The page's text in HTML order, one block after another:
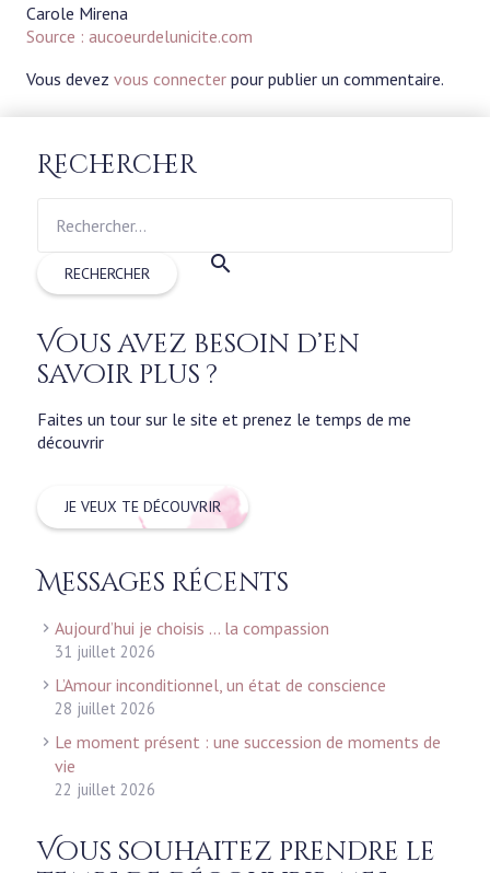
Carole Mirena
Source : aucoeurdelunicite.com
Vous devez vous connecter pour publier un commentaire.
Rechercher
Vous avez besoin d’en
savoir plus ?
Faites un tour sur le site et prenez le temps de me
découvrir
JE VEUX TE DÉCOUVRIR
Messages récents
Aujourd’hui je choisis … la compassion
31 juillet 2026
L’Amour inconditionnel, un état de conscience
28 juillet 2026
Le moment présent : une succession de moments de
vie
22 juillet 2026
Vous souhaitez prendre le